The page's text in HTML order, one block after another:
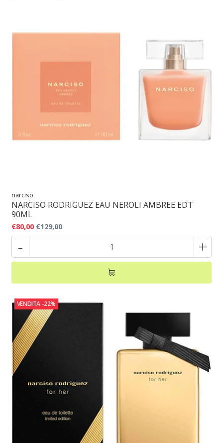
narciso
NARCISO RODRIGUEZ EAU NEROLI AMBREE EDT
90ML
€80,00 €129,00
- +
VENDITA -22%